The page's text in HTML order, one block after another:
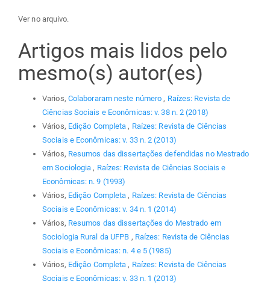
Ver no arquivo.
Artigos mais lidos pelo
mesmo(s) autor(es)
Varios, Colaboraram neste número , Raízes: Revista de
Ciências Sociais e Econômicas: v. 38 n. 2 (2018)
Vários, Edição Completa , Raízes: Revista de Ciências
Sociais e Econômicas: v. 33 n. 2 (2013)
Vários, Resumos das dissertações defendidas no Mestrado
em Sociologia , Raízes: Revista de Ciências Sociais e
Econômicas: n. 9 (1993)
Vários, Edição Completa , Raízes: Revista de Ciências
Sociais e Econômicas: v. 34 n. 1 (2014)
Vários, Resumos das dissertações do Mestrado em
Sociologia Rural da UFPB , Raízes: Revista de Ciências
Sociais e Econômicas: n. 4 e 5 (1985)
Vários, Edição Completa , Raízes: Revista de Ciências
Sociais e Econômicas: v. 33 n. 1 (2013)